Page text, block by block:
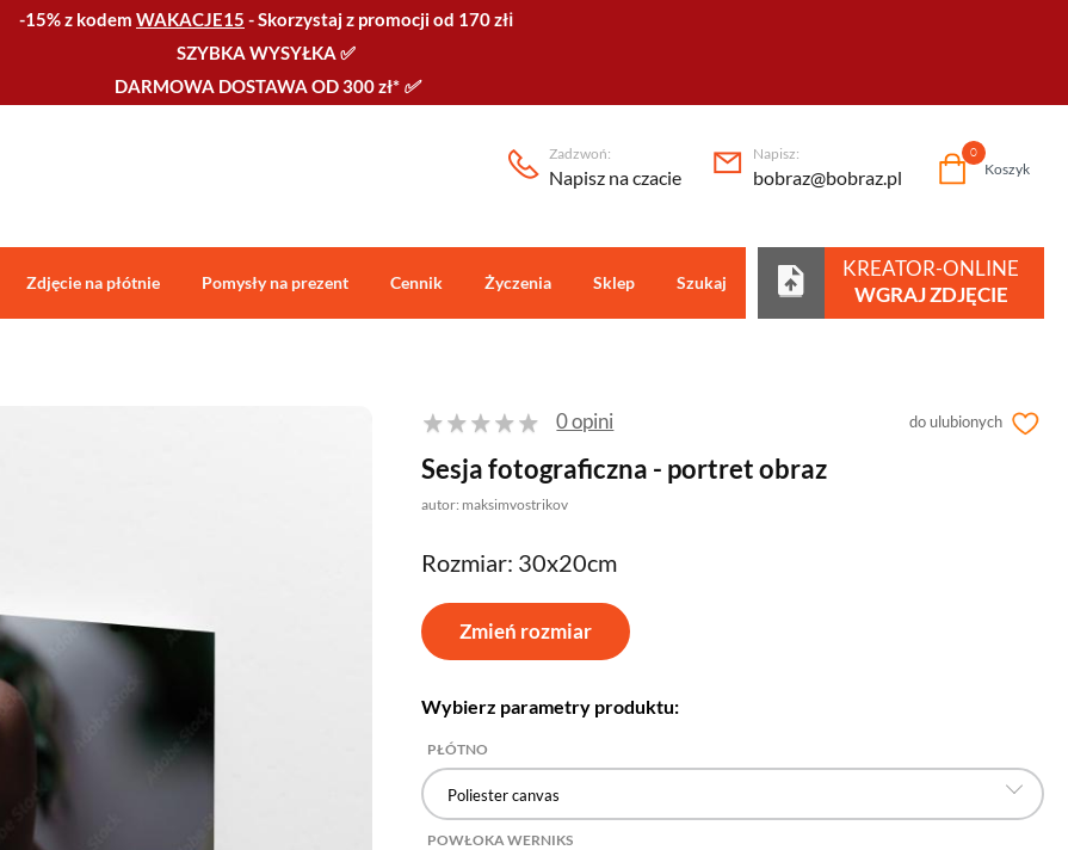
-15% z kodem WAKACJE15 -Skorzystaj z promocji od 170 złℹ️
SZYBKA WYSYŁKA ✅
DARMOWA DOSTAWA OD 300 zł* ✅
Zadzwoń:
Napisz na czacie
Napisz:
bobraz@bobraz.pl Koszyk
0
Zdjęcie na płótnie Pomysły na prezent Cennik Życzenia Sklep Szukaj Centrum pomocy
KREATOR-ONLINE
WGRAJ ZDJĘCIE
do ulubionych
0 opini
Sesja fotograficzna - portret obraz
autor: maksimvostrikov
Rozmiar: 30x20cm
Zmień rozmiar
Wybierz parametry produktu:
PŁÓTNO
Poliester canvas
POWŁOKA WERNIKS